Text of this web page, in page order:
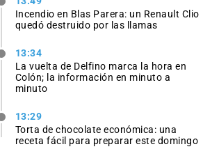
Incendio en Blas Parera: un Renault Clio
quedó destruido por las llamas
13:34
La vuelta de Delfino marca la hora en
Colón; la información en minuto a
minuto
13:29
Torta de chocolate económica: una
receta fácil para preparar este domingo